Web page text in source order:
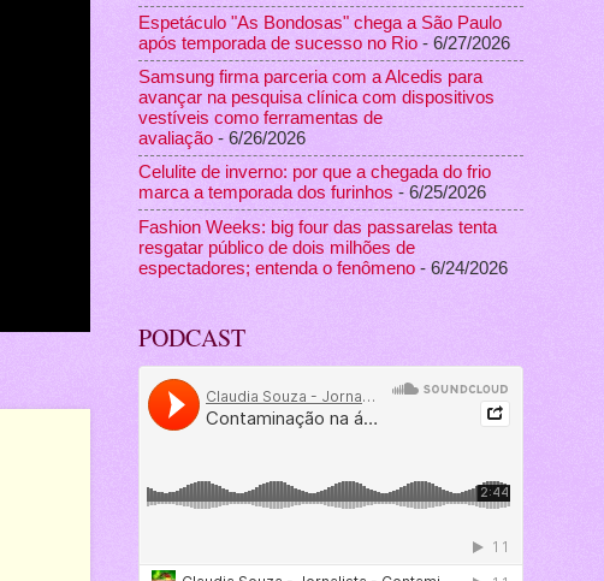
Espetáculo "As Bondosas" chega a São Paulo
após temporada de sucesso no Rio - 6/27/2026
Samsung firma parceria com a Alcedis para
avançar na pesquisa clínica com dispositivos
vestíveis como ferramentas de
avaliação - 6/26/2026
Celulite de inverno: por que a chegada do frio
marca a temporada dos furinhos - 6/25/2026
Fashion Weeks: big four das passarelas tenta
resgatar público de dois milhões de
espectadores; entenda o fenômeno - 6/24/2026
PODCAST